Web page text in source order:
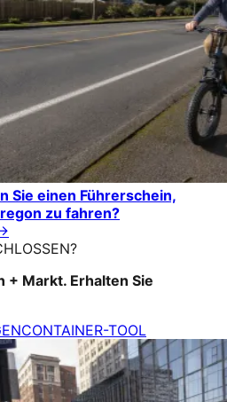
Sie einen Führerschein,
zu fahren?
+ Markt. Erhalten Sie
CONTAINER-TOOL